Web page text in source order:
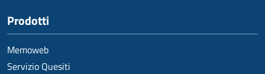
Prodotti
Memoweb
Servizio Quesiti